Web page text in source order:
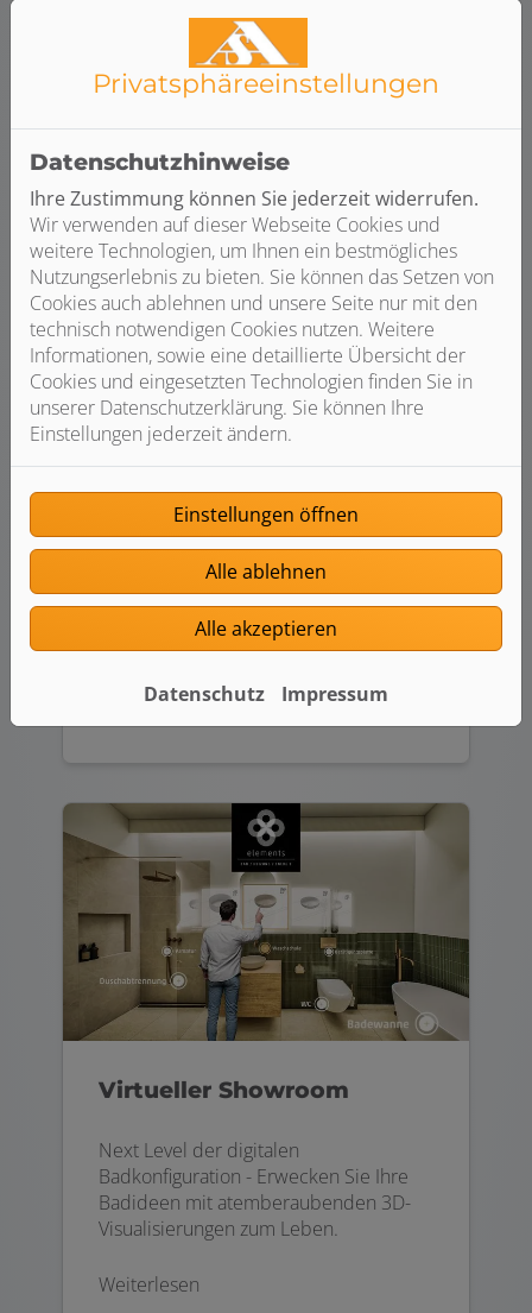
Heizungsanfrage-Assistent
Starten Sie jetzt Ihre Heizungsanfrage.
Weiterlesen
Badanfrage-Assistent
Starten Sie jetzt Ihre Badanfrage.
Weiterlesen
Virtueller Showroom
Next Level der digitalen
Badkonfiguration - Erwecken Sie Ihre
Badideen mit atemberaubenden 3D-
Visualisierungen zum Leben.
Weiterlesen
Privatsphäre­einstellungen
Datenschutzhinweise
Ihre Zustimmung können Sie jederzeit widerrufen.
Wir verwenden auf dieser Webseite Cookies und
weitere Technologien, um Ihnen ein bestmögliches
Nutzungserlebnis zu bieten. Sie können das Setzen von
Cookies auch ablehnen und unsere Seite nur mit den
technisch notwendigen Cookies nutzen. Weitere
Informationen, sowie eine detaillierte Übersicht der
Cookies und eingesetzten Technologien finden Sie in
unserer Datenschutzerklärung. Sie können Ihre
Einstellungen jederzeit ändern.
Einstellungen öffnen
Alle ablehnen
Alle akzeptieren
Datenschutz Impressum